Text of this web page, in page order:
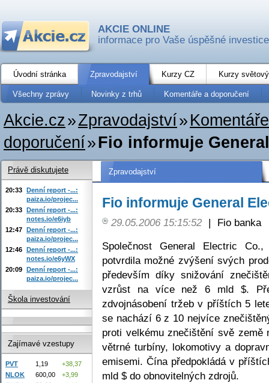
AKCIE ONLINE
informace pro Vaše úspěšné investice
Úvodní stránka Zpravodajství Kurzy CZ Kurzy
Všechny zprávy Novinky z trhů Komentáře a doporučení
Akcie.cz»Zpravodajství»
doporučení»Fio informuje
Zpravodajství
Fio informuje General
29.05.2006 15:15:52 |
Fio banka
Společnost General Electric
potvrdila možné zvýšení svých
především díky snižování
vzrůst na více než 6 mld $.
zdvojnásobení tržeb v příštích 5
se nachází 6 z 10 nejvíce
proti velkému znečištění svě země
větrné turbíny, lokomotivy a
emisemi. Čína předpokládá v
mld $ do obnovitelných zdrojů.
Právě diskutujete
20:33 Denní report -...:
paiza.io/projec...
20:33 Denní report -...:
notes.io/e6iyb
12:47 Denní report -...:
paiza.io/projec...
12:46 Denní report -...:
notes.io/e6yWX
20:09 Denní report -...:
paiza.io/projec...
Škola investování
Zajímavé vzestupy
PVT 1,19
+38,37
NLOK
600,00
+3,99